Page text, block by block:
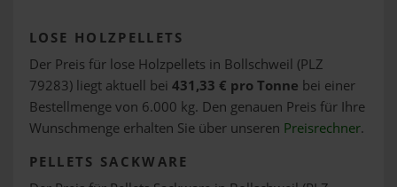
LOSE HOLZPELLETS
Der Preis für lose Holzpellets in Bollschweil (PLZ
79283) liegt aktuell bei 431,33 € pro Tonne bei einer
Bestellmenge von 6.000 kg. Den genauen Preis für Ihre
Wunschmenge erhalten Sie über unseren Preisrechner.
PELLETS SACKWARE